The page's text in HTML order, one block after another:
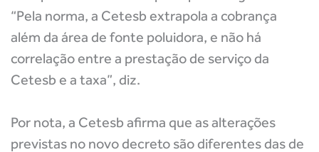
“Pela norma, a Cetesb extrapola a cobrança
além da área de fonte poluidora, e não há
correlação entre a prestação de serviço da
Cetesb e a taxa”, diz.
Por nota, a Cetesb afirma que as alterações
previstas no novo decreto são diferentes das de